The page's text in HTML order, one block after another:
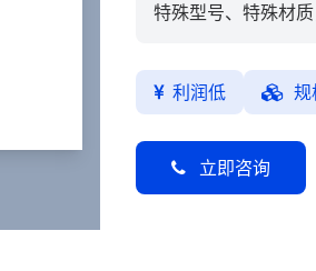
特殊型号、特殊材质
利润低 规
立即咨询